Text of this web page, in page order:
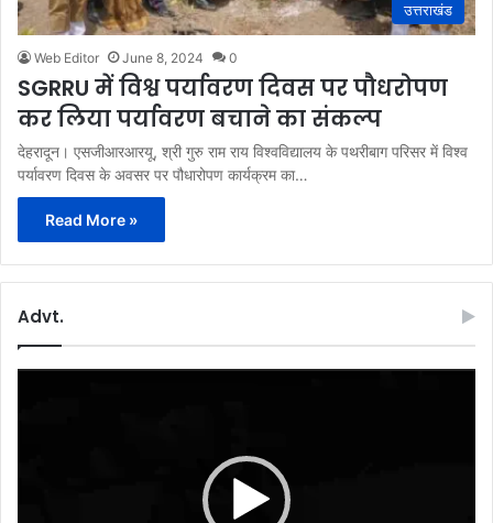
उत्तराखंड
Web Editor June 8, 2024 0
SGRRU में विश्व पर्यावरण दिवस पर पौधरोपण
कर लिया पर्यावरण बचाने का संकल्प
देहरादून। एसजीआरआरयू, श्री गुरु राम राय विश्वविद्यालय के पथरीबाग परिसर में विश्व
पर्यावरण दिवस के अवसर पर पौधारोपण कार्यक्रम का…
Read More »
Advt.